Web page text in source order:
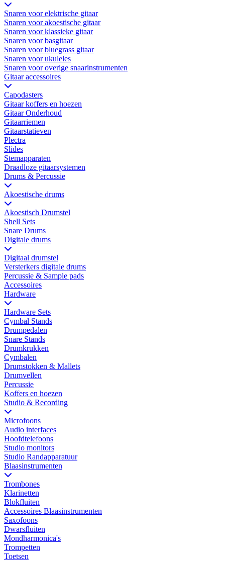
Snaren voor elektrische gitaar
Snaren voor akoestische gitaar
Snaren voor klassieke gitaar
Snaren voor basgitaar
Snaren voor bluegrass gitaar
Snaren voor ukuleles
Snaren voor overige snaarinstrumenten
Gitaar accessoires
Capodasters
Gitaar koffers en hoezen
Gitaar Onderhoud
Gitaarriemen
Gitaarstatieven
Plectra
Slides
Stemapparaten
Draadloze gitaarsystemen
Drums & Percussie
Akoestische drums
Akoestisch Drumstel
Shell Sets
Snare Drums
Digitale drums
Digitaal drumstel
Versterkers digitale drums
Percussie & Sample pads
Accessoires
Hardware
Hardware Sets
Cymbal Stands
Drumpedalen
Snare Stands
Drumkrukken
Cymbalen
Drumstokken & Mallets
Drumvellen
Percussie
Koffers en hoezen
Studio & Recording
Microfoons
Audio interfaces
Hoofdtelefoons
Studio monitors
Studio Randapparatuur
Blaasinstrumenten
Trombones
Klarinetten
Blokfluiten
Accessoires Blaasinstrumenten
Saxofoons
Dwarsfluiten
Mondharmonica's
Trompetten
Toetsen